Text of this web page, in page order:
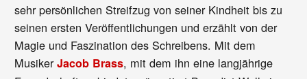
sehr persönlichen Streifzug von seiner Kindheit bis zu
seinen ersten Veröffentlichungen und erzählt von der
Magie und Faszination des Schreibens. Mit dem
MusikerJacob Brass, mit dem ihn eine langjährige